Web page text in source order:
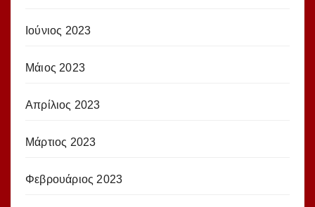
Ιούνιος 2023
Μάιος 2023
Απρίλιος 2023
Μάρτιος 2023
Φεβρουάριος 2023